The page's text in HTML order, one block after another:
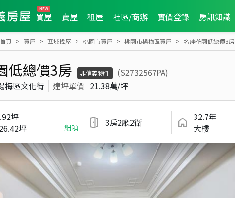
買屋 賣屋 租屋 社區/商辦 實價登錄 房訊知識
首頁 買屋 區域找屋 桃園市買屋 桃園市楊梅區買屋 名座花園低總價3房
低總價3房 非信義物件
(S2732567PA)
梅區文化街 建坪單價 21.38萬/坪
坪
26.42坪 細項 3房2廳2衛
32.7年
大樓